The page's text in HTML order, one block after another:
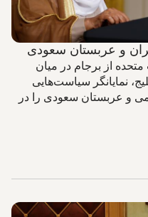
و عربستان سعودی
از برجام در میان
نمایانگر سیاست‌هایی
و عربستان سعودی را در